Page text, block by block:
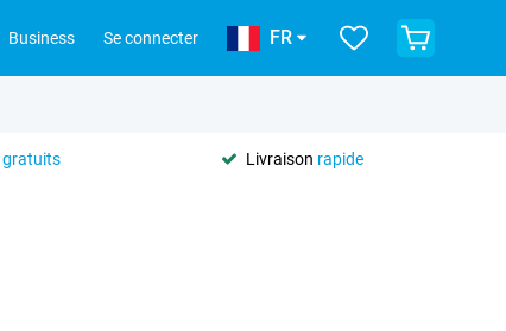
Business Se connecter FR
gratuits Livraison rapide